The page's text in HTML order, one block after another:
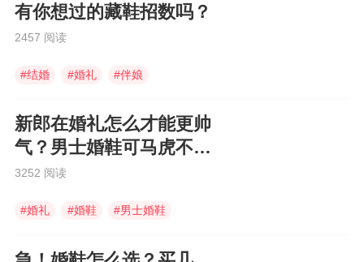
有你想过的藏鞋招数吗？
2457 阅读
#结婚 #婚礼 #伴娘
新郎在婚礼怎么才能更帅
气？男士婚鞋可马虎不
得！
3252 阅读
#婚礼 #婚鞋 #男士婚鞋